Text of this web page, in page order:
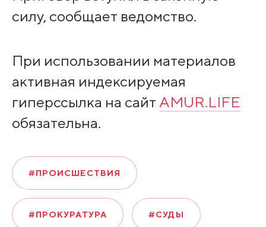
силу, сообщает ведомство.
При использовании материалов
активная индексируемая
гиперссылка на сайт AMUR.LIFE
обязательна.
#ПРОИСШЕСТВИЯ
#ПРОКУРАТУРА #СУДЫ